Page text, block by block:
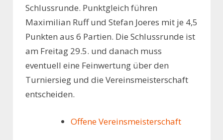
Schlussrunde. Punktgleich führen
Maximilian Ruff und Stefan Joeres mit je 4,5
Punkten aus 6 Partien. Die Schlussrunde ist
am Freitag 29.5. und danach muss
eventuell eine Feinwertung über den
Turniersieg und die Vereinsmeisterschaft
entscheiden.
Offene Vereinsmeisterschaft